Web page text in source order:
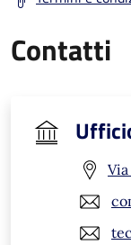
Contatti